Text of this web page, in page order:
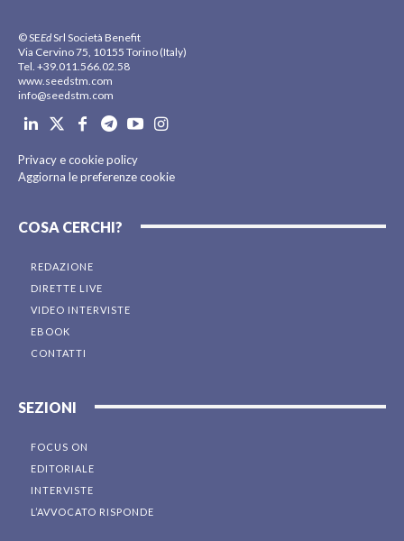
© SEEdSrl Società Benefit
Via Cervino 75, 10155 Torino (Italy)
Tel. +39.011.566.02.58
www.seedstm.com
info@seedstm.com
Privacy e cookie policy
Aggiorna le preferenze cookie
COSA CERCHI?
REDAZIONE
DIRETTE LIVE
VIDEO INTERVISTE
EBOOK
CONTATTI
SEZIONI
FOCUS ON
EDITORIALE
INTERVISTE
L’AVVOCATO RISPONDE